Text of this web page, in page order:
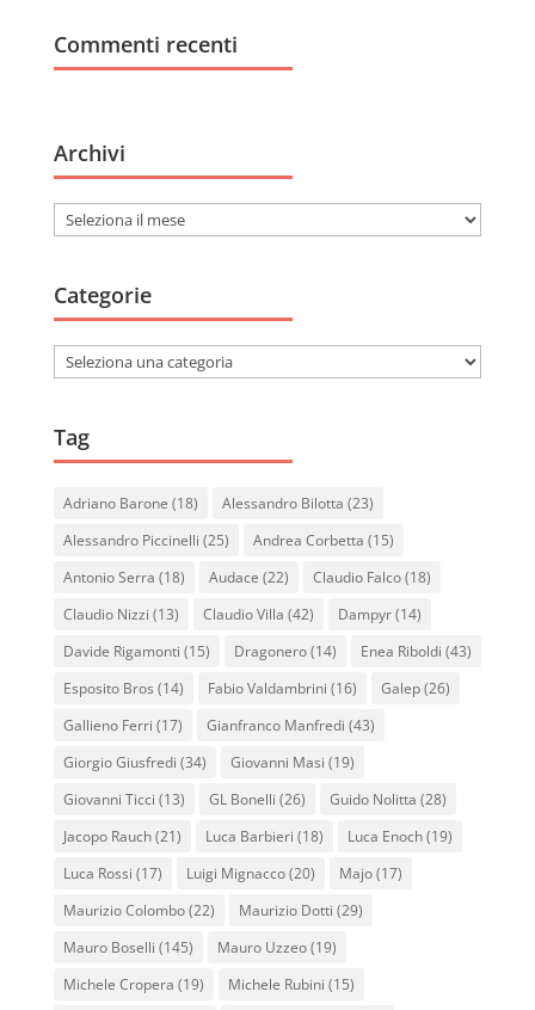
Commenti recenti
Archivi
Archivi
Categorie
Categorie
Tag
Adriano Barone (18) Alessandro Bilotta (23)
Alessandro Piccinelli (25) Andrea Corbetta (15)
Antonio Serra (18) Audace (22) Claudio Falco(18)
Claudio Nizzi (13) Claudio Villa (42) Dampyr(14)
Davide Rigamonti (15) Dragonero(14) Enea Riboldi (43)
Esposito Bros (14) Fabio Valdambrini (16) Galep(26)
Gallieno Ferri (17) Gianfranco Manfredi (43)
Giorgio Giusfredi (34) Giovanni Masi (19)
Giovanni Ticci (13) GL Bonelli (26) Guido Nolitta (28)
Jacopo Rauch(21) Luca Barbieri (18) Luca Enoch(19)
Luca Rossi (17) Luigi Mignacco(20) Majo(17)
Maurizio Colombo(22) Maurizio Dotti (29)
Mauro Boselli (145) Mauro Uzzeo(19)
Michele Cropera (19) Michele Rubini (15)